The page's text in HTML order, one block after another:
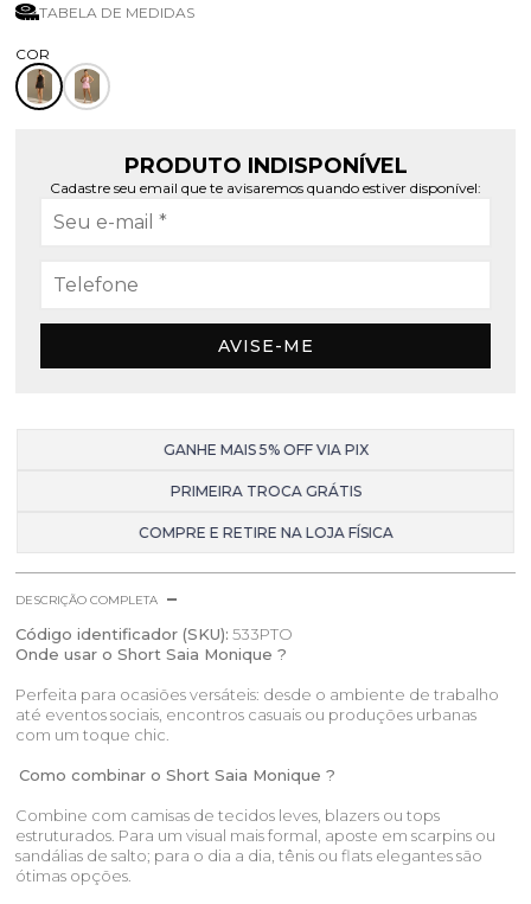
TABELA DE MEDIDAS
PRODUTO INDISPONÍVEL
Cadastre seu email que te avisaremos quando estiver disponível:
AVISE-ME
GANHE MAIS 5% OFF VIA PIX
PRIMEIRA TROCA GRÁTIS
COMPRE E RETIRE NA LOJA FÍSICA
DESCRIÇÃO COMPLETA
Código identificador (SKU): 533PTO
Onde usar o Short Saia Monique ?
Perfeita para ocasiões versáteis: desde o ambiente de trabalho
até eventos sociais, encontros casuais ou produções urbanas
com um toque chic.
Como combinar o Short Saia Monique ?
Combine com camisas de tecidos leves, blazers ou tops
estruturados. Para um visual mais formal, aposte em scarpins ou
sandálias de salto; para o dia a dia, tênis ou flats elegantes são
ótimas opções.